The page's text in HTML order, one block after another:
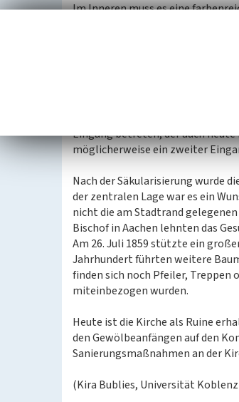
Im Inneren muss es eine
Fugennetze erhalten sind.
dass es sich um eine barocke
Wappen eingelassen.
zur Innenausstattung gezählt
Die Kirche, die Platz für 300
Eingang betreten, der auch
möglicherweise ein zweiter
Nach der Säkularisierung wurde
der zentralen Lage war es ein
nicht die am Stadtrand
Bischof in Aachen lehnten das
Am 26. Juli 1859 stützte ein
Jahrhundert führten weitere
finden sich noch Pfeiler, Treppen
miteinbezogen wurden.
Heute ist die Kirche als Ruine
den Gewölbeanfängen auf den
Sanierungsmaßnahmen an der
(Kira Bublies, Universität